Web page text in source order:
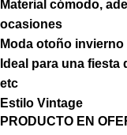
Material cómodo,
ocasiones
Moda otoño invierno
Ideal para una
etc
Estilo Vintage
PRODUCTO EN